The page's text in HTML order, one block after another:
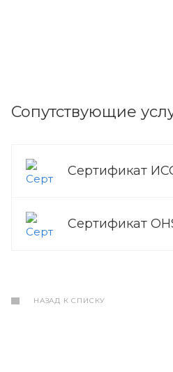
Сопутствующие
Сертификат
Сертификат
НАЗАД К СПИСКУ